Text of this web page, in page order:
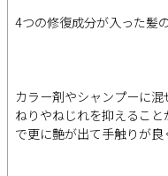
4つの修復成分が入った髪
カラー剤やシャンプーに
ねりやねじれを抑えるこ
で更に艶が出て手触りが良